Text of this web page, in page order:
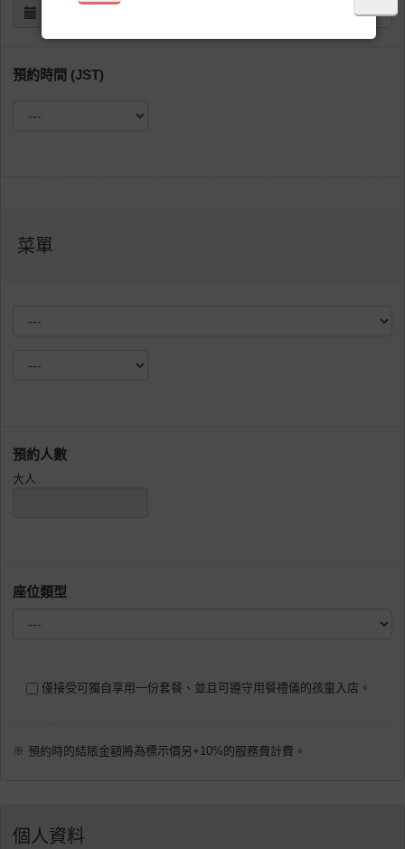
預約時間 (JST)
菜單
預約人數
大人
座位類型
僅接受可獨自享用一份套餐、並且可遵守用餐禮儀的孩童入店。
※ 預約時的結賬金額將為標示價另+10%的服務費計費。
個人資料